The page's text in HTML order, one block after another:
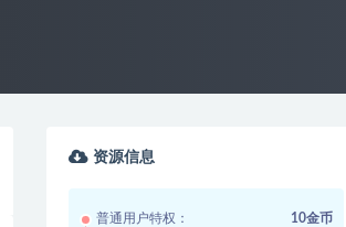
资源信息
普通用户特权： 10金币